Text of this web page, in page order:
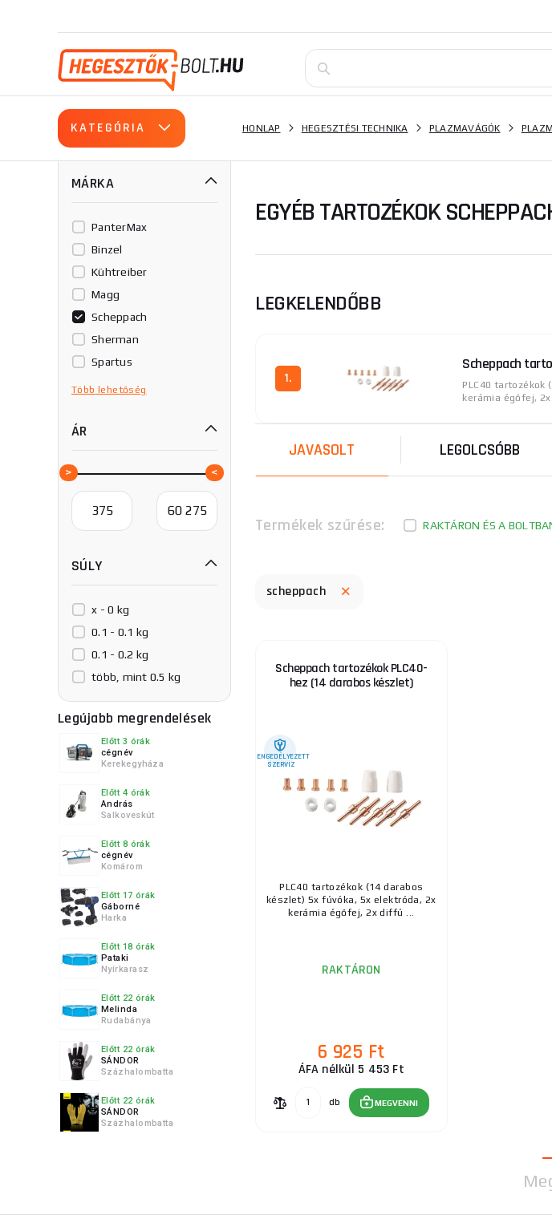
KATEGÓRIA HONLAP HEGESZTÉSI TECHNIKA PLAZMAVÁGÓK
MÁRKA
PanterMax
Binzel
Kühtreiber
Magg
Scheppach
Sherman
Spartus
TR-WELD
Több lehetőség
ÁR
SÚLY
x - 0 kg
0.1 - 0.1 kg
0.1 - 0.2 kg
több, mint 0.5 kg
Legújabb megrendelések
Előtt 3 órák
cégnév
Kerekegyháza
Előtt 4 órák
András
Salkoveskút
Előtt 8 órák
cégnév
Komárom
Előtt 17 órák
Gáborné
Harka
Előtt 18 órák
Pataki
Nyírkarasz
Előtt 22 órák
Melinda
Rudabánya
Előtt 22 órák
SÁNDOR
Százhalombatta
Előtt 22 órák
SÁNDOR
Százhalombatta
EGYÉB TARTOZÉKOK
LEGKELENDŐBB
1.
Scheppach
PLC40 tartozékok
kerámia égőfej, 2x
JAVASOLT LEGOLCSÓBB
Termékek szűrése: RAKTÁRON ÉS A
scheppach
Scheppach tartozékok PLC40-
hez (14 darabos készlet)
ENGEDÉLYEZETT
SZERVIZ
PLC40 tartozékok (14 darabos
készlet) 5x fúvóka, 5x elektróda, 2x
kerámia égőfej, 2x diffú ...
RAKTÁRON
6 925 Ft
ÁFA nélkül 5 453 Ft
db MEGVENNI